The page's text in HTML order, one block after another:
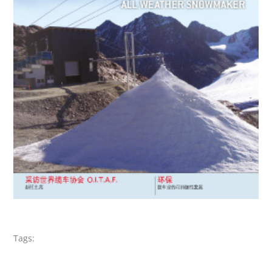
Tags: